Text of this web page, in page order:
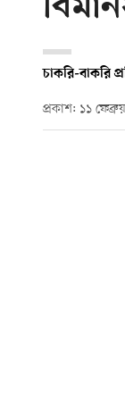
চাকরি-বাকরি
প্রকাশ: ১১